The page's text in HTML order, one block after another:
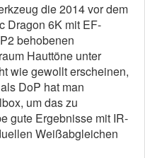
die 2014 vor dem
Dragon 6K mit EF-
behobenen
Hauttöne unter
wie gewollt erscheinen,
DoP hat man
um das zu
gute Ergebnisse mit IR-
Weißabgleichen